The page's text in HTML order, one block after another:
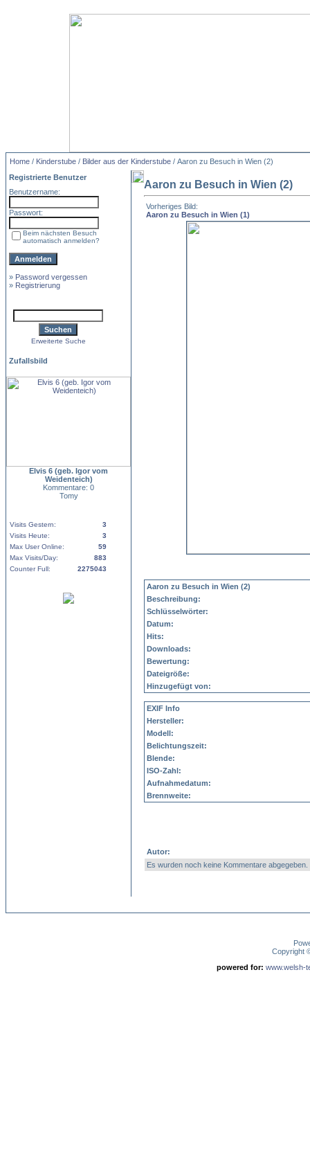
Home / Kinderstube / Bilder aus der Kinderstube / Aaron zu Besuch in Wien (2)
Registrierte Benutzer
Benutzername:
Passwort:
Beim nächsten Besuch
automatisch anmelden?
» Password vergessen
» Registrierung
Erweiterte Suche
Zufallsbild
Elvis 6 (geb. Igor vom
Weidenteich)
Kommentare: 0
Tomy
Visits Gestern:
3
Visits Heute:
3
Max User Online:
59
Max Visits/Day:
883
Counter Full:
2275043
Aaron zu Besuch in Wien (2)
Vorheriges Bild:
Aaron zu Besuch in Wien (1)
Aaron zu Besuch in Wien (2)
Beschreibung:
Schlüsselwörter:
Datum:
Hits:
Downloads:
Bewertung:
Dateigröße:
Hinzugefügt von:
EXIF Info
Hersteller:
Modell:
Belichtungszeit:
Blende:
ISO-Zahl:
Aufnahmedatum:
Brennweite:
Autor:
Es wurden noch keine Kommentare abgegeben.
Copyright
powered for: www.welsh-